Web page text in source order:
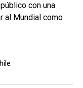
con una
al Mundial como